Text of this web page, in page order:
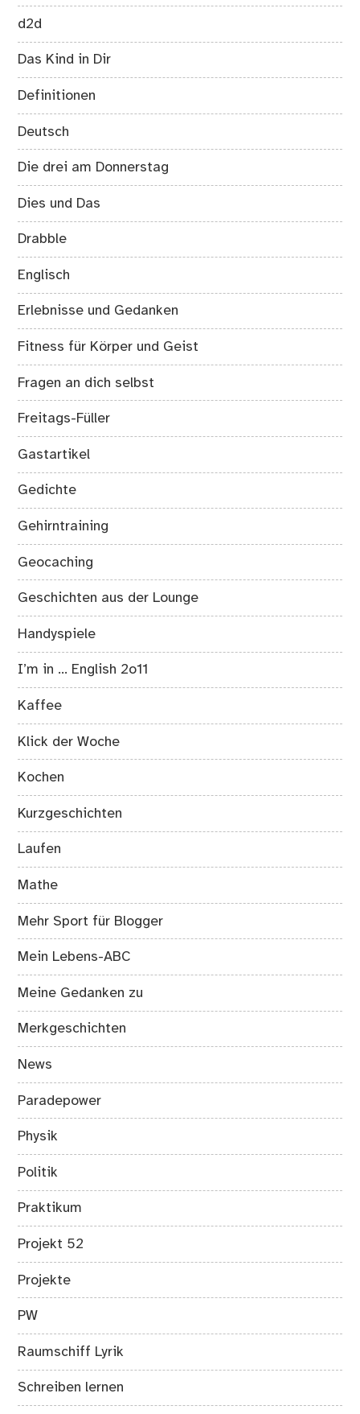
d2d
Das Kind in Dir
Definitionen
Deutsch
Die drei am Donnerstag
Dies und Das
Drabble
Englisch
Erlebnisse und Gedanken
Fitness für Körper und Geist
Fragen an dich selbst
Freitags-Füller
Gastartikel
Gedichte
Gehirntraining
Geocaching
Geschichten aus der Lounge
Handyspiele
I’m in … English 2o11
Kaffee
Klick der Woche
Kochen
Kurzgeschichten
Laufen
Mathe
Mehr Sport für Blogger
Mein Lebens-ABC
Meine Gedanken zu
Merkgeschichten
News
Paradepower
Physik
Politik
Praktikum
Projekt 52
Projekte
PW
Raumschiff Lyrik
Schreiben lernen